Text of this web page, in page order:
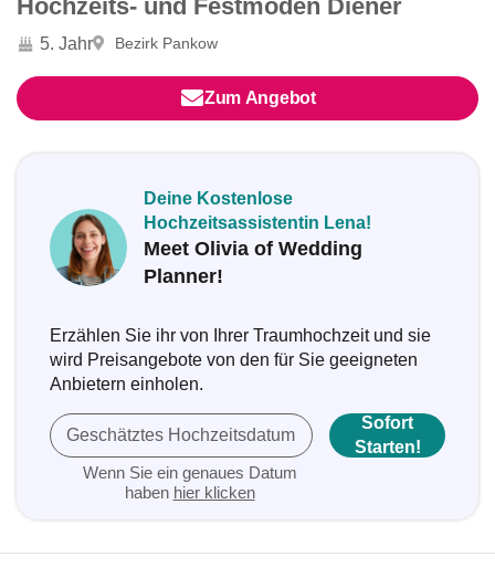
Hochzeits- und Festmoden Diener
5. Jahr Bezirk Pankow
Zum Angebot
Deine Kostenlose
Hochzeitsassistentin Lena!
Meet Olivia of Wedding
Planner!
Erzählen Sie ihr von Ihrer Traumhochzeit und sie
wird Preisangebote von den für Sie geeigneten
Anbietern einholen.
Geschätztes Hochzeitsdatum
Wenn Sie ein genaues Datum
haben hier klicken
Sofort
Starten!